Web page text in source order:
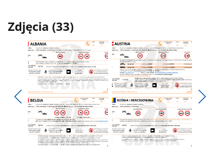
Zdjęcia (33)
Pokaż
poprzednie
zdjęcia
Pokaż
zdjęcie
1
z
galerii.
Pokaż
zdjęcie
2
z
galerii.